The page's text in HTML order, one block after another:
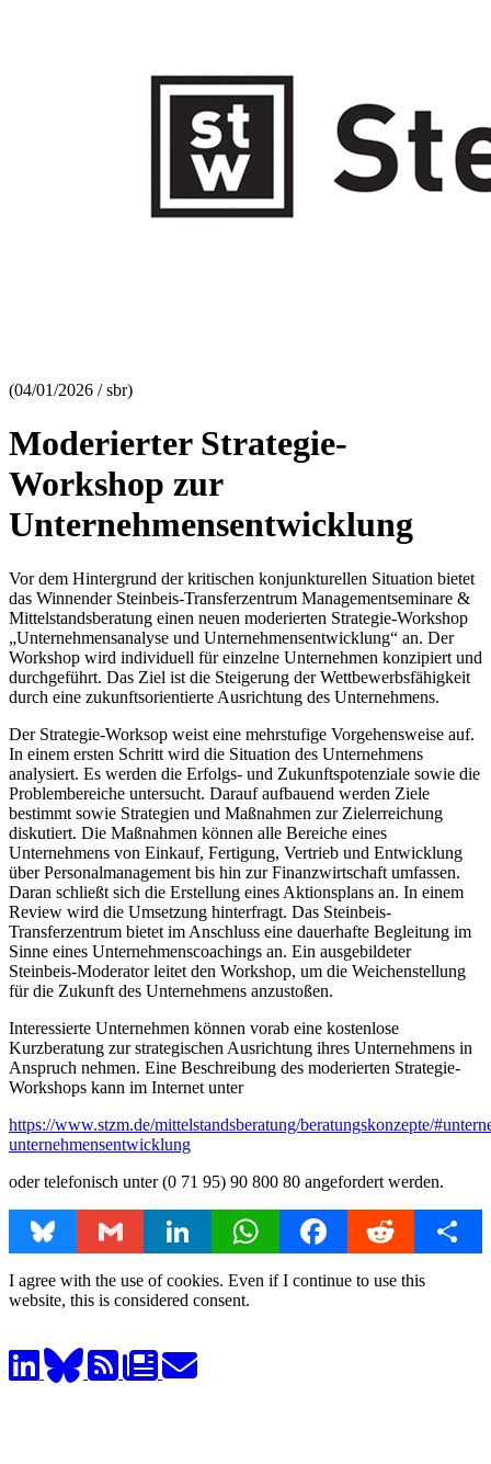
(04/01/2026 / sbr)
Moderierter Strategie-
Workshop zur
Unternehmensentwicklung
Vor dem Hintergrund der kritischen konjunkturellen Situation bietet
das Winnender Steinbeis-Transferzentrum Managementseminare &
Mittelstandsberatung einen neuen moderierten Strategie-Workshop
„Unternehmensanalyse und Unternehmensentwicklung“ an. Der
Workshop wird individuell für einzelne Unternehmen konzipiert und
durchgeführt. Das Ziel ist die Steigerung der Wettbewerbsfähigkeit
durch eine zukunftsorientierte Ausrichtung des Unternehmens.
Der Strategie-Worksop weist eine mehrstufige Vorgehensweise auf.
In einem ersten Schritt wird die Situation des Unternehmens
analysiert. Es werden die Er­folgs- und Zu­kunfts­poten­ziale sowie die
Problembereiche untersucht. Darauf aufbauend werden Ziele
bestimmt sowie Strategien und Maßnahmen zur Zielerreichung
diskutiert. Die Maßnahmen können alle Bereiche eines
Unternehmens von Einkauf, Fertigung, Vertrieb und Entwicklung
über Personalmanagement bis hin zur Finanzwirtschaft umfassen.
Daran schließt sich die Erstellung eines Aktionsplans an. In einem
Review wird die Umsetzung hinterfragt. Das Steinbeis-
Transferzentrum bietet im Anschluss eine dauerhafte Begleitung im
Sinne eines Unternehmenscoachings an. Ein ausgebildeter
Steinbeis-Moderator leitet den Workshop, um die Weichenstellung
für die Zukunft des Unternehmens anzustoßen.
Interessierte Unternehmen können vorab eine kostenlose
Kurzberatung zur strategischen Ausrichtung ihres Unternehmens in
Anspruch nehmen. Eine Beschreibung des moderierten Strategie-
Workshops kann im Internet unter
https://www.stzm.de/mittelstandsberatung/beratungskonzepte/
unternehmensentwicklung
oder telefonisch unter (0 71 95) 90 800 80 angefordert werden.
Bluesky Gmail LinkedIn WhatsAppFacebookReddit Share
I agree with the use of cookies. Even if I continue to use this
website, this is considered consent.